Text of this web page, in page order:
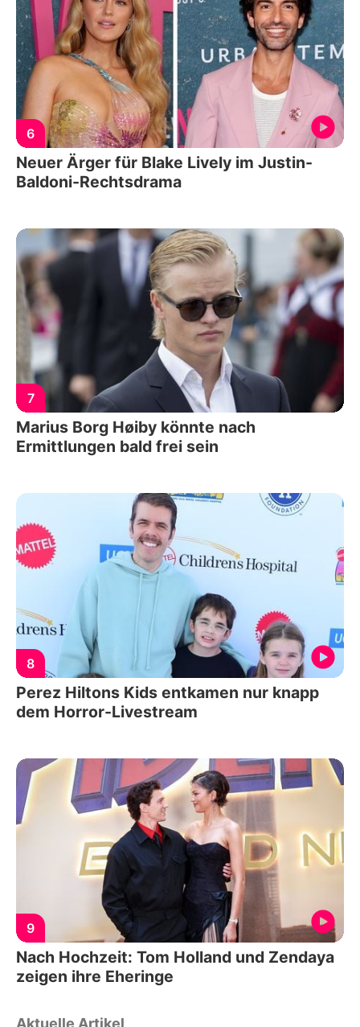
6
Neuer Ärger für Blake Lively im Justin-
Baldoni-Rechtsdrama
7
Marius Borg Høiby könnte nach
Ermittlungen bald frei sein
8
Perez Hiltons Kids entkamen nur knapp
dem Horror-Livestream
9
Nach Hochzeit: Tom Holland und Zendaya
zeigen ihre Eheringe